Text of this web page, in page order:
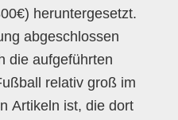
heruntergesetzt.
abgeschlossen
die aufgeführten
relativ groß im
Artikeln ist, die dort